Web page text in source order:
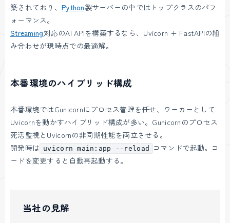
築されており、 Python製サーバーの中ではトップクラスのパフ
ォーマンス。
Streaming対応のAI APIを構築するなら、Uvicorn + FastAPIの組
み合わせが現時点での最適解。
本番環境のハイブリッド構成
本番環境ではGunicornにプロセス管理を任せ、ワーカーとして
Uvicornを動かすハイブリッド構成が多い。Gunicornのプロセス
死活監視とUvicornの非同期性能を両立させる。
開発時は uvicorn main:app --reload
コマンドで起動。コ
ードを変更すると自動再起動する。
当社の見解